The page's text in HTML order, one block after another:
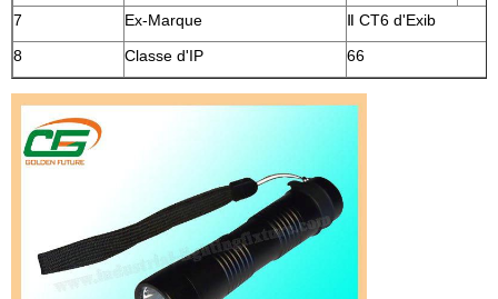
7
Ex-Marque
Ⅱ CT6 d'Exib
8
Classe d'IP 66